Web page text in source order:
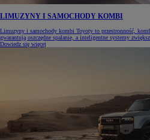
LIMUZYNY I SAMOCHODY KOMBI
Limuzyny i samochody kombi Toyoty to przestronność,
gwarantują oszczędne spalanie, a inteligentne systemy
Dowiedz się więcej